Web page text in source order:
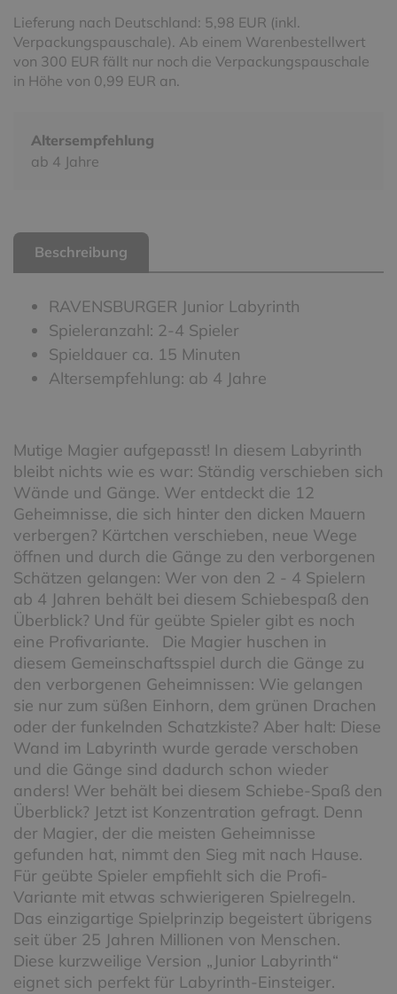
Lieferung nach Deutschland: 5,98 EUR (inkl.
Verpackungspauschale). Ab einem Warenbestellwert
von 300 EUR fällt nur noch die Verpackungspauschale
in Höhe von 0,99 EUR an.
Altersempfehlung
ab 4 Jahre
Beschreibung
RAVENSBURGER Junior Labyrinth
Spieleranzahl: 2-4 Spieler
Spieldauer ca. 15 Minuten
Altersempfehlung: ab 4 Jahre
Mutige Magier aufgepasst! In diesem Labyrinth
bleibt nichts wie es war: Ständig verschieben sich
Wände und Gänge. Wer entdeckt die 12
Geheimnisse, die sich hinter den dicken Mauern
verbergen? Kärtchen verschieben, neue Wege
öffnen und durch die Gänge zu den verborgenen
Schätzen gelangen: Wer von den 2 - 4 Spielern
ab 4 Jahren behält bei diesem Schiebespaß den
Überblick? Und für geübte Spieler gibt es noch
eine Profivariante. Die Magier huschen in
diesem Gemeinschaftsspiel durch die Gänge zu
den verborgenen Geheimnissen: Wie gelangen
sie nur zum süßen Einhorn, dem grünen Drachen
oder der funkelnden Schatzkiste? Aber halt: Diese
Wand im Labyrinth wurde gerade verschoben
und die Gänge sind dadurch schon wieder
anders! Wer behält bei diesem Schiebe-Spaß den
Überblick? Jetzt ist Konzentration gefragt. Denn
der Magier, der die meisten Geheimnisse
gefunden hat, nimmt den Sieg mit nach Hause.
Für geübte Spieler empfiehlt sich die Profi-
Variante mit etwas schwierigeren Spielregeln.
Das einzigartige Spielprinzip begeistert übrigens
seit über 25 Jahren Millionen von Menschen.
Diese kurzweilige Version „Junior Labyrinth“
eignet sich perfekt für Labyrinth-Einsteiger.